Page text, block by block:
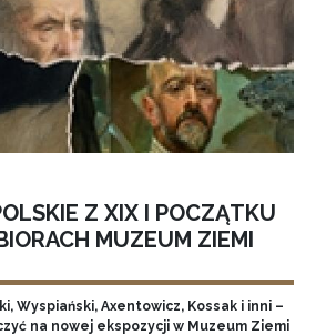
Z XIX I POCZĄTKU
MUZEUM ZIEMI
Wyspiański, Axentowicz, Kossak i inni –
na nowej ekspozycji w Muzeum Ziemi